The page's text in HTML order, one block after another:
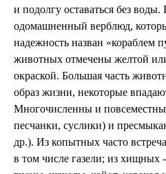
и подолгу оставаться без
одомашненный верблюд,
надежность назван «кораблем
животных отмечены желтой
окраской. Большая часть
образ жизни, некоторые
Многочисленны и
песчанки, суслики) и
др.). Из копытных часто
в том числе газели; из хищных